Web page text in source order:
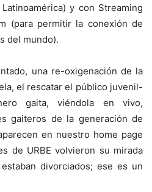
y con Streaming
(para permitir la conexión de
del mundo).
una re-oxigenación de la
el rescatar el público juvenil-
gaita, viéndola en vivo,
gaiteros de la generación de
en nuestro home page
de URBE volvieron su mirada
divorciados; ese es un